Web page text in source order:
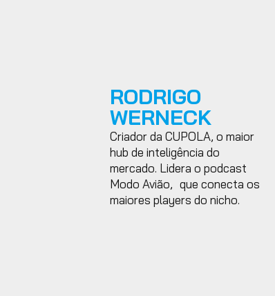
RODRIGO
WERNECK
Criador da CUPOLA, o maior
hub de inteligência do
mercado. Lidera o podcast
Modo Avião, que conecta os
maiores players do nicho.